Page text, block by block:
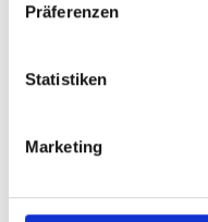
Präferenzen
Statistiken
Marketing
BraunAbility E-
Einbettungscode
und fügen Sie ihn in